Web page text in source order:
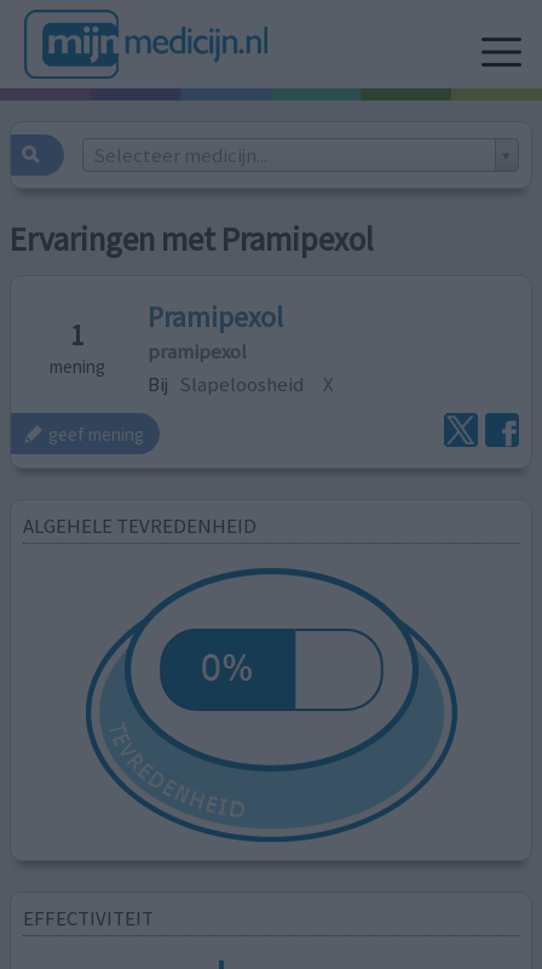
Selecteer medicijn...
Ervaringen met Pramipexol
1
mening
Pramipexol
pramipexol
Bij Slapeloosheid X
geef mening
ALGEHELE TEVREDENHEID
EFFECTIVITEIT